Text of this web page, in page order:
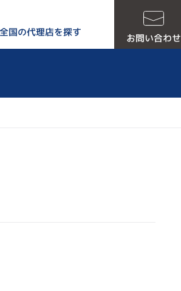
つの理由
国の代理店を探す お問い合わせ